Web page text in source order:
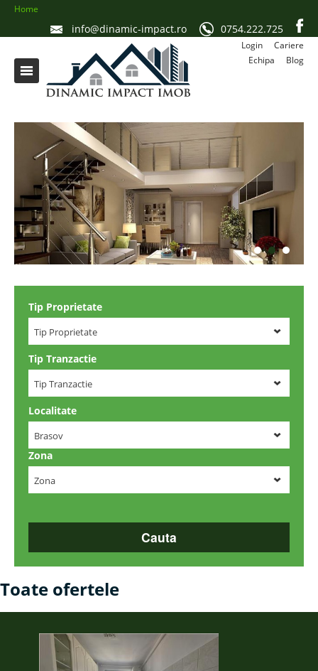
Home
info@dinamic-impact.ro 0754.222.725
Login
Cariere
Echipa
Blog
Tip Proprietate
Tip Proprietate
Tip Tranzactie
Tip Tranzactie
Localitate
Brasov
Zona
Zona
Toate ofertele